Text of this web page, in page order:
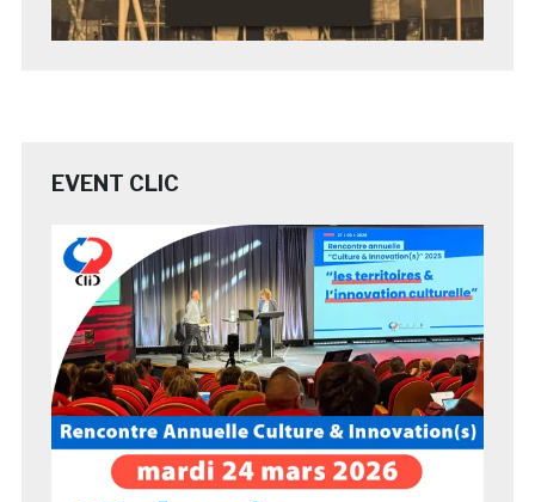
EVENT CLIC